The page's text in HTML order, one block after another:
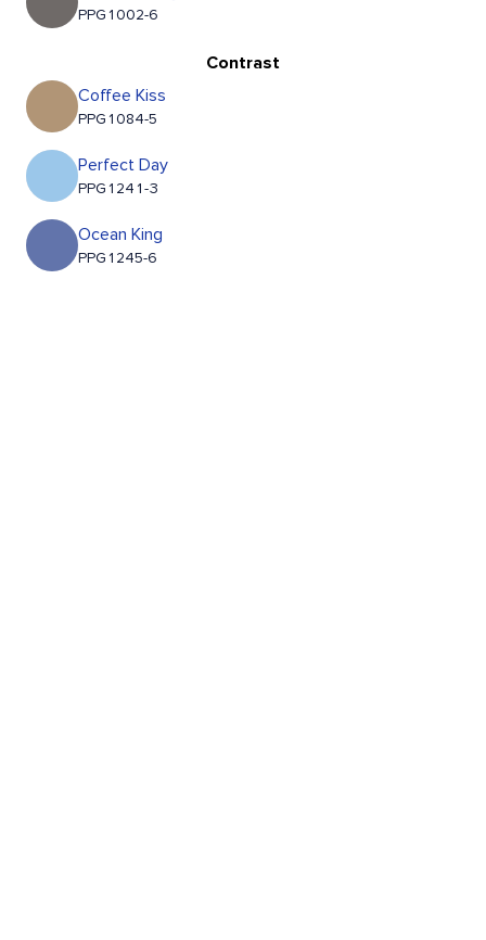
PPG1002-6
Contrast
Coffee Kiss
PPG1084-5
Perfect Day
PPG1241-3
Ocean King
PPG1245-6